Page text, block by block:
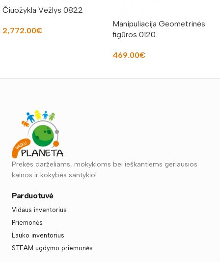
Čiuožykla Vėžlys 0822
2,772.00€
Manipuliacija Geometrinės
figūros 0120
469.00€
Prekės darželiams, mokykloms bei ieškantiems geriausios
kainos ir kokybės santykio!
Parduotuvė
Vidaus inventorius
Priemonės
Lauko inventorius
STEAM ugdymo priemonės